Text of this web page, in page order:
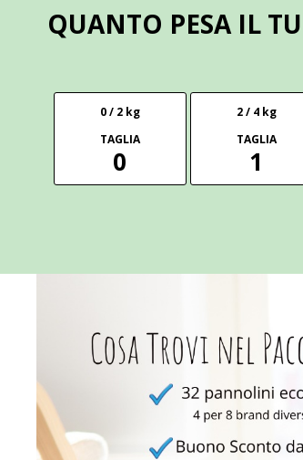
QUANTO PESA IL
0 / 2 kg
TAGLIA
0
2 / 4 kg
TAGLIA
1